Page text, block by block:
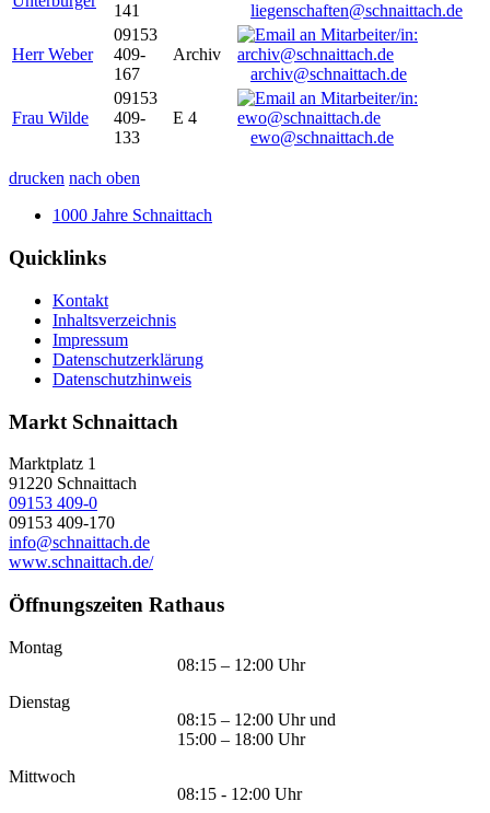
141
liegenschaften@schnaittach.de
Herr Weber
09153
409-
167
Archiv
archiv@schnaittach.de
Frau Wilde
09153
409-
133
E 4
ewo@schnaittach.de
drucken nach oben
1000 Jahre Schnaittach
Quicklinks
Kontakt
Inhaltsverzeichnis
Impressum
Datenschutzerklärung
Datenschutzhinweis
Markt Schnaittach
Marktplatz 1
91220 Schnaittach
09153 409-0
09153 409-170
info@schnaittach.de
www.schnaittach.de/
Öffnungszeiten Rathaus
Montag
08:15 – 12:00 Uhr
Dienstag
08:15 – 12:00 Uhr und
15:00 – 18:00 Uhr
Mittwoch
08:15 - 12:00 Uhr